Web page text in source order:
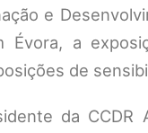
e
a
de
da